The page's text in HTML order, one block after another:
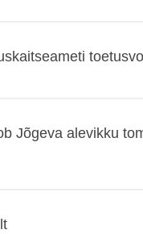
Jõgeva alevikku